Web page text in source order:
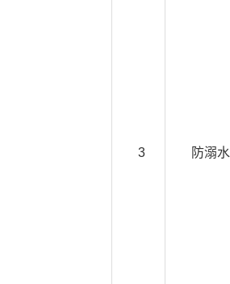
3 防溺水